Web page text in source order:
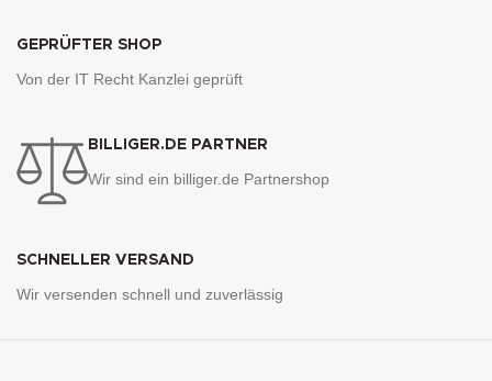
GEPRÜFTER SHOP
Von der IT Recht Kanzlei geprüft
BILLIGER.DE PARTNER
Wir sind ein billiger.de Partnershop
SCHNELLER VERSAND
Wir versenden schnell und zuverlässig